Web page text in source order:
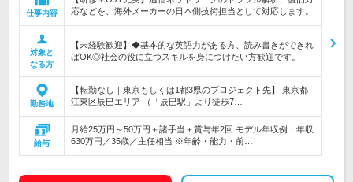
仕事内容
応などを、海外メーカーの日本側技術担当として対応します。
対象と
なる方
【未経験歓迎】◆基本的な英語力がある方、読み書きができれ
ばOK◎社会の役に立つスキルを身につけたい方歓迎です。
勤務地
【転勤なし｜東京もしくは1都3県のプロジェクト先】 東京都
江東区辰巳エリア （「辰巳駅」より徒歩7…
給与
月給25万円～50万円＋諸手当＋賞与年2回 モデル年収例：年収
630万円／35歳／主任相当 ※年齢・能力・前…